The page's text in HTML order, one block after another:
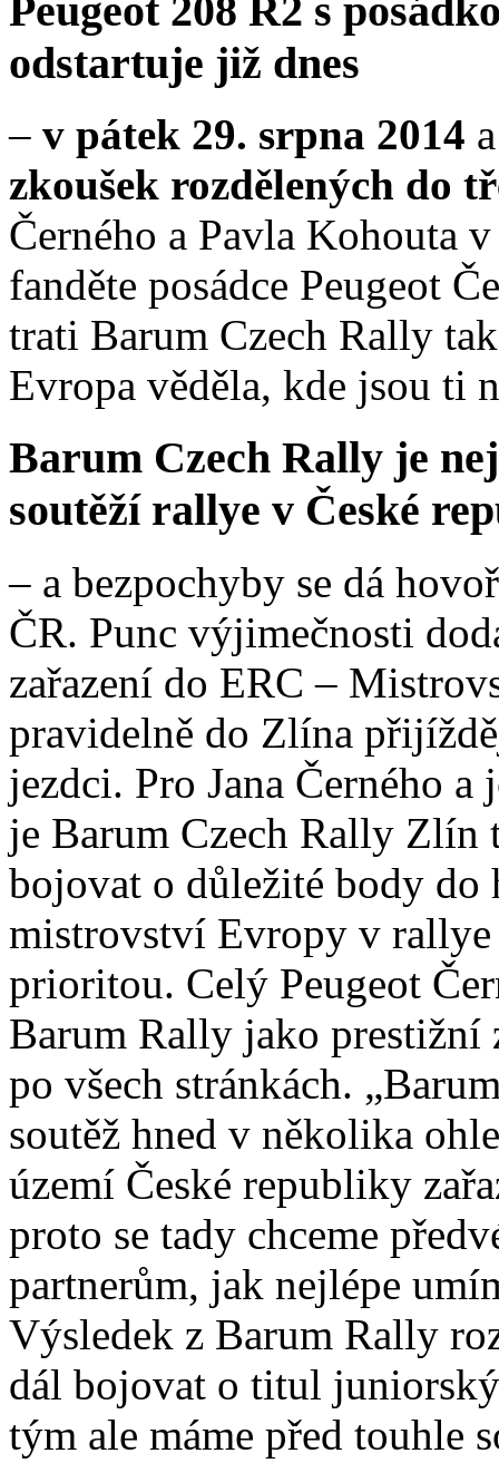
Peugeot 208 R2 s
odstartuje již dnes
– v pátek 29. srpna 2014
zkoušek rozdělených do
Černého a Pavla Kohouta
fanděte posádce Peugeot
trati Barum Czech Rally
Evropa věděla, kde jsou ti
Barum Czech Rally je
soutěží rallye v České
– a bezpochyby se dá
ČR. Punc výjimečnosti
zařazení do ERC –
pravidelně do Zlína
jezdci. Pro Jana Černého
je Barum Czech Rally Zlín
bojovat o důležité body do
mistrovství Evropy v
prioritou. Celý Peugeot
Barum Rally jako prestižní
po všech stránkách.
soutěž hned v několika
území České republiky
proto se tady chceme
partnerům, jak nejlépe
Výsledek z Barum Rally
dál bojovat o titul
tým ale máme před touhle